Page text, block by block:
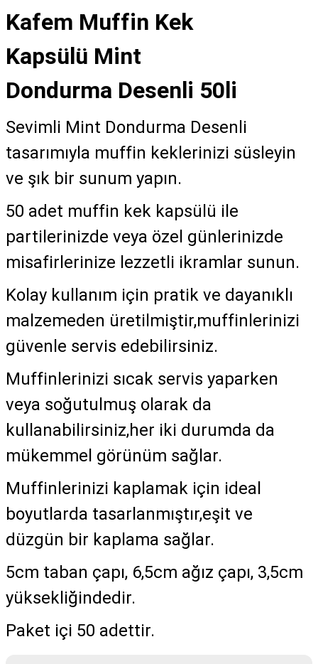
Kafem Muffin Kek
Kapsülü Mint
Dondurma Desenli 50li
Sevimli Mint Dondurma Desenli
tasarımıyla muffin keklerinizi süsleyin
ve şık bir sunum yapın.
50 adet muffin kek kapsülü ile
partilerinizde veya özel günlerinizde
misafirlerinize lezzetli ikramlar sunun.
Kolay kullanım için pratik ve dayanıklı
malzemeden üretilmiştir,muffinlerinizi
güvenle servis edebilirsiniz.
Muffinlerinizi sıcak servis yaparken
veya soğutulmuş olarak da
kullanabilirsiniz,her iki durumda da
mükemmel görünüm sağlar.
Muffinlerinizi kaplamak için ideal
boyutlarda tasarlanmıştır,eşit ve
düzgün bir kaplama sağlar.
5cm taban çapı, 6,5cm ağız çapı, 3,5cm
yüksekliğindedir.
Paket içi 50 adettir.